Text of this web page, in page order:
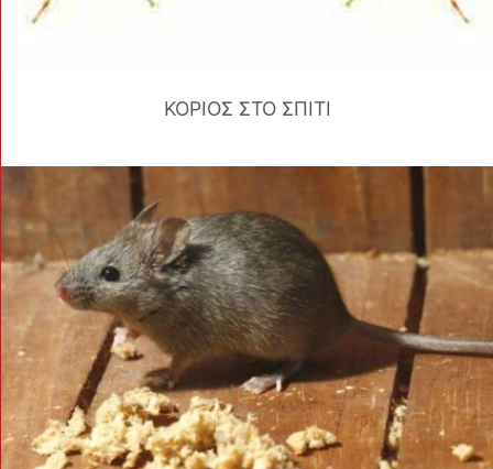
ΚΟΡΙΟΣ ΣΤΟ ΣΠΙΤΙ